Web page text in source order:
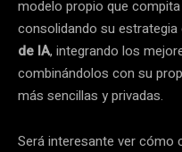
modelo propio que
consolidando su
de IA, integrando los
combinándolos con su
más sencillas y privadas.
Será interesante ver cómo